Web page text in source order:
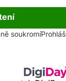
soukromí